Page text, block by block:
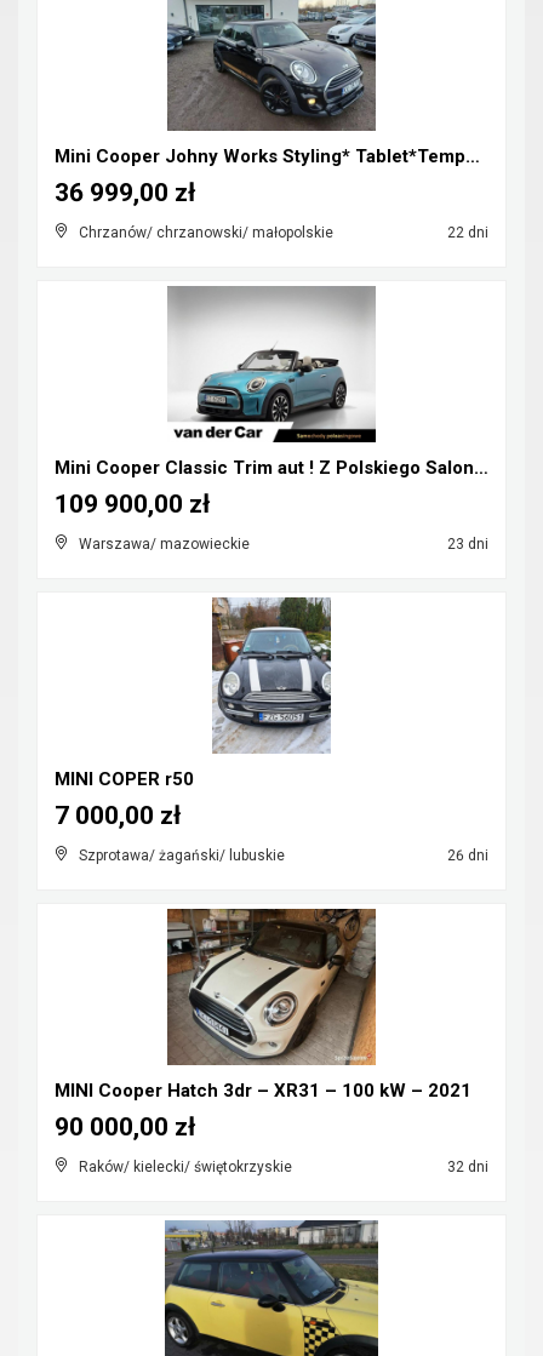
Mini Cooper Johny Works Styling* Tablet*Tempomat*S...
Chrzanów/ chrzanowski/ małopolskie 22 dni
36 999,00 zł
Mini Cooper Classic Trim aut ! Z Polskiego Salonu ...
Warszawa/ mazowieckie 23 dni
109 900,00 zł
MINI COPER r50
Szprotawa/ żagański/ lubuskie 26 dni
7 000,00 zł
MINI Cooper Hatch 3dr – XR31 – 100 kW – 2021
Raków/ kielecki/ świętokrzyskie 32 dni
90 000,00 zł